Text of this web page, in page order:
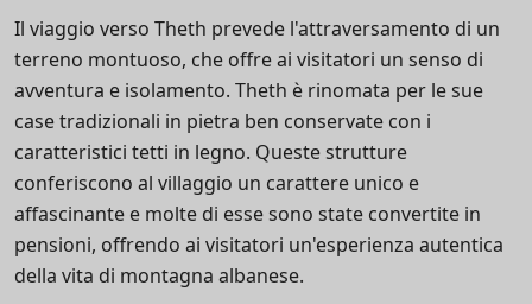
Il viaggio verso Theth prevede l'attraversamento di un
terreno montuoso, che offre ai visitatori un senso di
avventura e isolamento. Theth è rinomata per le sue
case tradizionali in pietra ben conservate con i
caratteristici tetti in legno. Queste strutture
conferiscono al villaggio un carattere unico e
affascinante e molte di esse sono state convertite in
pensioni, offrendo ai visitatori un'esperienza autentica
della vita di montagna albanese.